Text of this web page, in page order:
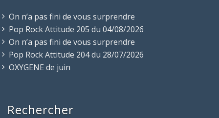
On n’a pas fini de vous surprendre
Pop Rock Attitude 205 du 04/08/2026
On n’a pas fini de vous surprendre
Pop Rock Attitude 204 du 28/07/2026
OXYGENE de juin
Rechercher